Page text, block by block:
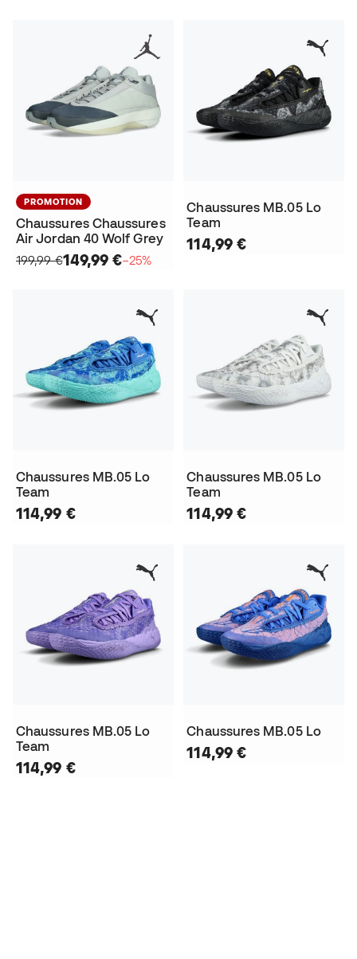
PROMOTION
Chaussures Chaussures
Air Jordan 40 Wolf Grey
199,99 €149,99 €−25%
Chaussures MB.05 Lo
Team
114,99 €
Chaussures MB.05 Lo
Team
114,99 €
Chaussures MB.05 Lo
Team
114,99 €
Chaussures MB.05 Lo
Team
114,99 €
Chaussures MB.05 Lo
114,99 €